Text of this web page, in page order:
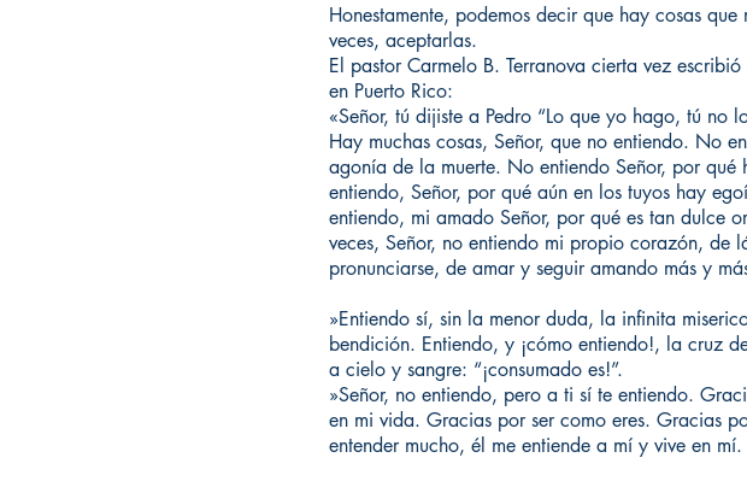
Honestamente, podemos decir que hay cosas
veces, aceptarlas.
El pastor Carmelo B. Terranova cierta vez
en Puerto Rico:
«Señor, tú dijiste a Pedro “Lo que yo hago, tú no
Hay muchas cosas, Señor, que no entiendo. No
agonía de la muerte. No entiendo Señor, por
entiendo, Señor, por qué aún en los tuyos hay
entiendo, mi amado Señor, por qué es tan dulce
veces, Señor, no entiendo mi propio corazón, de
pronunciarse, de amar y seguir amando más y
»Entiendo sí, sin la menor duda, la infinita
bendición. Entiendo, y ¡cómo entiendo!, la cruz
a cielo y sangre: “¡consumado es!”.
»Señor, no entiendo, pero a ti sí te entiendo.
en mi vida. Gracias por ser como eres. Gracias
entender mucho, él me entiende a mí y vive en mí.